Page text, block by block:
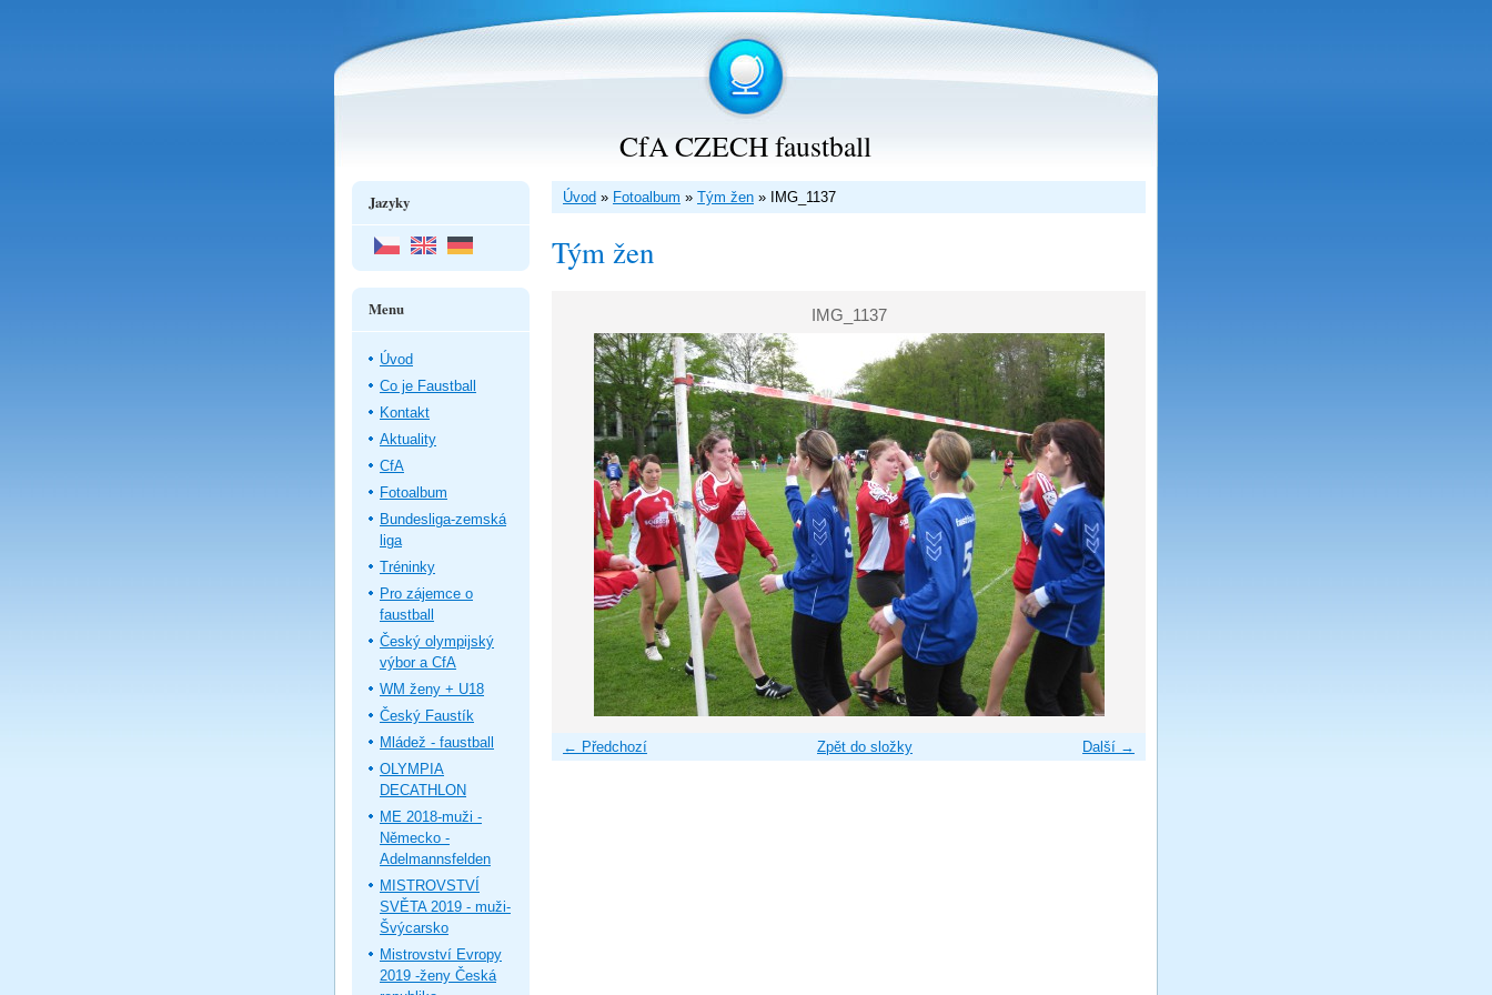
CfA CZECH faustball
Úvod » Fotoalbum » Tým žen » IMG_1137
Tým žen
IMG_1137
← Předchozí Další →
Zpět do složky
Jazyky
Menu
Úvod
Co je Faustball
Kontakt
Aktuality
CfA
Fotoalbum
Bundesliga-zemská
liga
Tréninky
Pro zájemce o
faustball
Český olympijský
výbor a CfA
WM ženy + U18
Český Faustík
Mládež - faustball
OLYMPIA
DECATHLON
ME 2018-muži -
Německo -
Adelmannsfelden
MISTROVSTVÍ
SVĚTA 2019 - muži-
Švýcarsko
Mistrovství Evropy
2019 -ženy Česká